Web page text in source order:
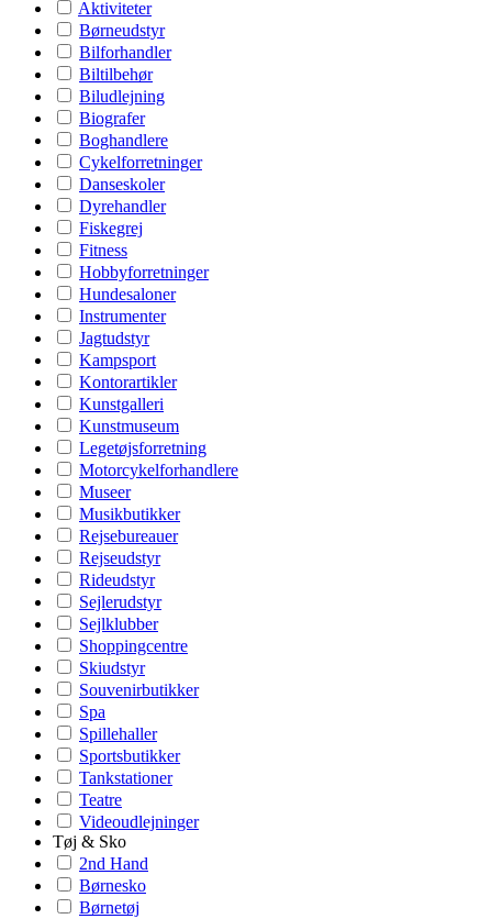
Aktiviteter
Børneudstyr
Bilforhandler
Biltilbehør
Biludlejning
Biografer
Boghandlere
Cykelforretninger
Danseskoler
Dyrehandler
Fiskegrej
Fitness
Hobbyforretninger
Hundesaloner
Instrumenter
Jagtudstyr
Kampsport
Kontorartikler
Kunstgalleri
Kunstmuseum
Legetøjsforretning
Motorcykelforhandlere
Museer
Musikbutikker
Rejsebureauer
Rejseudstyr
Rideudstyr
Sejlerudstyr
Sejlklubber
Shoppingcentre
Skiudstyr
Souvenirbutikker
Spa
Spillehaller
Sportsbutikker
Tankstationer
Teatre
Videoudlejninger
Tøj & Sko
2nd Hand
Børnesko
Børnetøj